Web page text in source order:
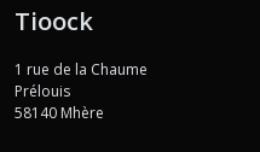
Tioock
1 rue de la Chaume
Prélouis
58140 Mhère